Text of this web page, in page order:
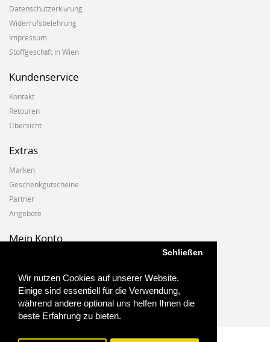
Wir nutzen Cookies auf unserer Website.
Einige sind essentiell für die Verwendung,
während andere optional uns helfen Ihnen die
beste Erfahrung zu bieten.
Schließen
Datenschutzerklärung
Widerrufsbelehrung
Impressum
Stoffgeschäft in Wien
Kundenservice
Kontakt
Retouren
Übersicht
Extras
Marken
Geschenkgutscheine
Partner
Angebote
Mein Konto
Auftragshistorie
Wunschzettel
Newsletter